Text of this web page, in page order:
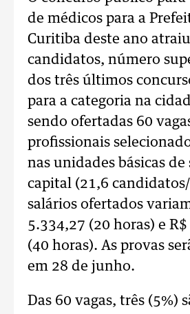
de médicos para a
Curitiba deste ano
candidatos, número
dos três últimos
para a categoria na
sendo ofertadas 60
profissionais
nas unidades básicas de
capital (21,6
salários ofertados
5.334,27 (20 horas) e
(40 horas). As provas
em 28 de junho.
Das 60 vagas, três (5%)